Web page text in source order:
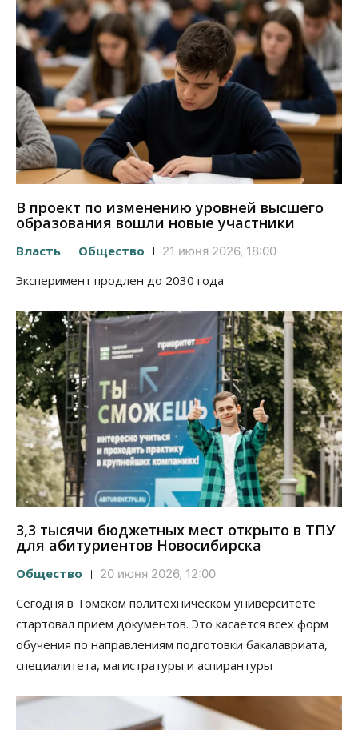
В проект по изменению уровней высшего
образования вошли новые участники
Власть Общество 21 июня 2026, 18:00
Эксперимент продлен до 2030 года
3,3 тысячи бюджетных мест открыто в ТПУ
для абитуриентов Новосибирска
Общество 20 июня 2026, 12:00
Сегодня в Томском политехническом университете
стартовал прием документов. Это касается всех форм
обучения по направлениям подготовки бакалавриата,
специалитета, магистратуры и аспирантуры